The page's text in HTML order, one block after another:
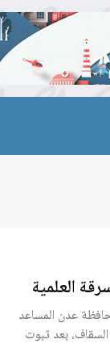
العلمية
عدن المساعد
بعد ثبوت